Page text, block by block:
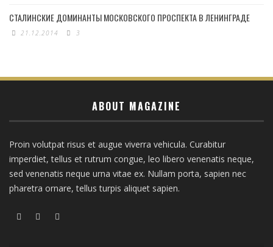
СТАЛИНСКИЕ ДОМИНАНТЫ МОСКОВСКОГО ПРОСПЕКТА В ЛЕНИНГРАДЕ
21.12.2014 3
ABOUT MAGAZINE
Proin volutpat risus et augue viverra vehicula. Curabitur
imperdiet, tellus et rutrum congue, leo libero venenatis neque,
sed venenatis neque urna vitae ex. Nullam porta, sapien nec
pharetra ornare, tellus turpis aliquet sapien.